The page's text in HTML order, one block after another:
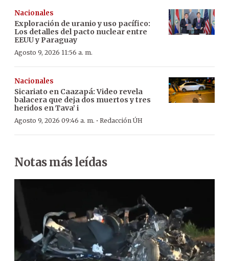
Nacionales
Exploración de uranio y uso pacífico:
Los detalles del pacto nuclear entre
EEUU y Paraguay
Agosto 9, 2026 11:56 a. m.
Nacionales
Sicariato en Caazapá: Video revela
balacera que deja dos muertos y tres
heridos en Tava’ i
Agosto 9, 2026 09:46 a. m. · Redacción ÚH
Notas más leídas